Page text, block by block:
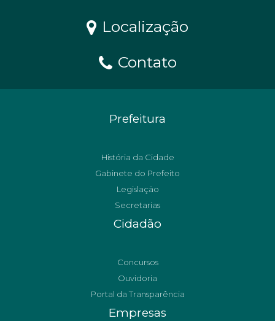
Localização
Contato
Prefeitura
História da Cidade
Gabinete do Prefeito
Legislação
Secretarias
Cidadão
Concursos
Ouvidoria
Portal da Transparência
Empresas